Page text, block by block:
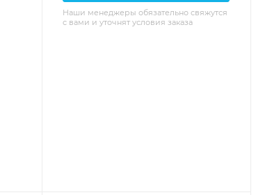
Наши менеджеры обязательно свяжутся
с вами и уточнят условия заказа